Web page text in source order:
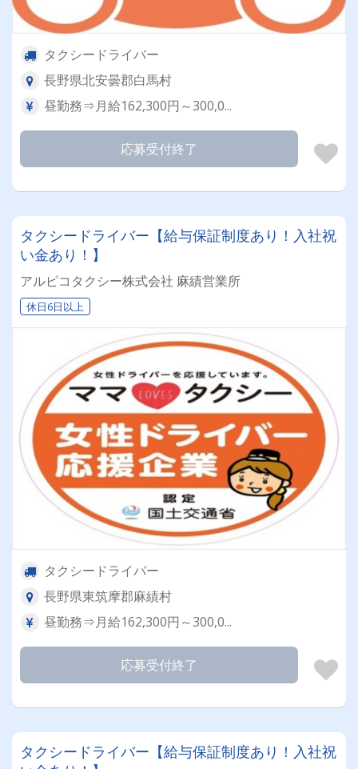
タクシードライバー
長野県北安曇郡白馬村
昼勤務⇒月給162,300円～300,0...
応募受付終了
タクシードライバー【給与保証制度あり！入社祝
い金あり！】
アルピコタクシー株式会社 麻績営業所
休日6日以上
タクシードライバー
長野県東筑摩郡麻績村
昼勤務⇒月給162,300円～300,0...
応募受付終了
タクシードライバー【給与保証制度あり！入社祝